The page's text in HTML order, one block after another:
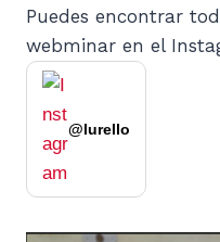
Puedes encontrar
webminar en el
@lurello